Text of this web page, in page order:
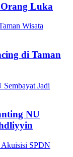
Luka
di Taman
NU